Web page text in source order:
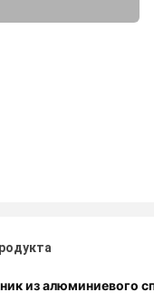
из алюминиевого